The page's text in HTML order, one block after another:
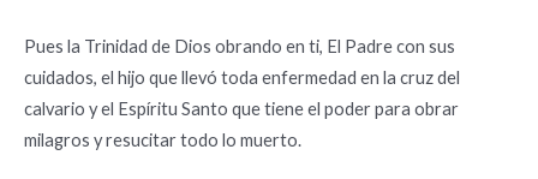
Pues la Trinidad de Dios obrando en ti, El Padre con sus
cuidados, el hijo que llevó toda enfermedad en la cruz del
calvario y el Espíritu Santo que tiene el poder para obrar
milagros y resucitar todo lo muerto.